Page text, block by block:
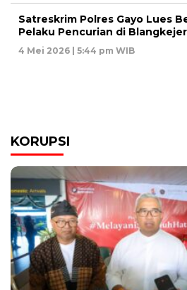
Satreskrim Polres Gayo Lues
Pelaku Pencurian di
4 Mei 2026 | 5:44 pm WIB
KORUPSI